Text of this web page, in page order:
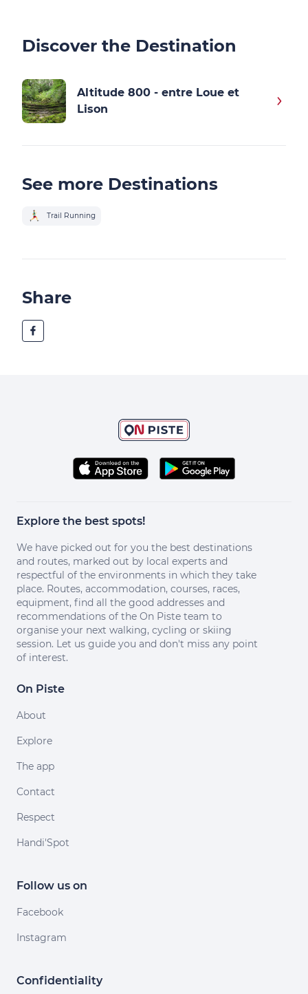
Discover the Destination
Altitude 800 - entre Loue et
Lison
See more Destinations
Trail Running
Share
Explore the best spots!
We have picked out for you the best destinations
and routes, marked out by local experts and
respectful of the environments in which they take
place. Routes, accommodation, courses, races,
equipment, find all the good addresses and
recommendations of the On Piste team to
organise your next walking, cycling or skiing
session. Let us guide you and don't miss any point
of interest.
On Piste
About
Explore
The app
Contact
Respect
Handi'Spot
Follow us on
Facebook
Instagram
Confidentiality